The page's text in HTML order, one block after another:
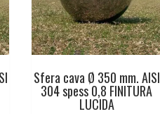
Sfera cava Ø 350 mm. AISI
304 spess 0,8 FINITURA
LUCIDA